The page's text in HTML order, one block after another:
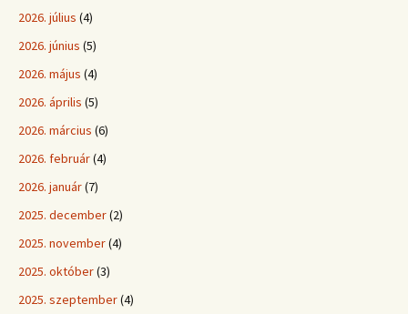
2026. július (4)
2026. június (5)
2026. május (4)
2026. április (5)
2026. március (6)
2026. február(4)
2026. január(7)
2025. december(2)
2025. november(4)
2025. október(3)
2025. szeptember(4)